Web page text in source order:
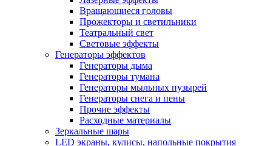
Вращающиеся головы
Прожекторы и светильники
Театральный свет
Световые эффекты
Генераторы эффектов
Генераторы дыма
Генераторы тумана
Генераторы мыльных пузырей
Генераторы снега и пены
Прочие эффекты
Расходные материалы
Зеркальные шары
LED экраны, кулисы, напольные покрытия